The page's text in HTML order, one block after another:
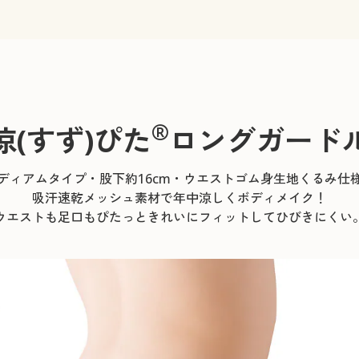
(すず)ぴた® ロングガード
ィアムタイプ・股下約16cm・ウエストゴム身生地くるみ仕様
吸汗速乾メッシュ素材で年中涼しくボディメイク！
エストも足口もぴたっときれいにフィットしてひびきにくい。